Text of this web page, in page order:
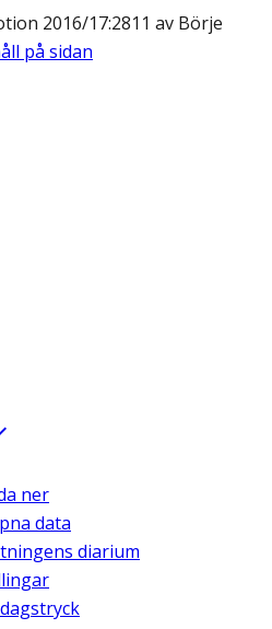
2016/17:2811 av Börje
på sidan
ner
data
diarium